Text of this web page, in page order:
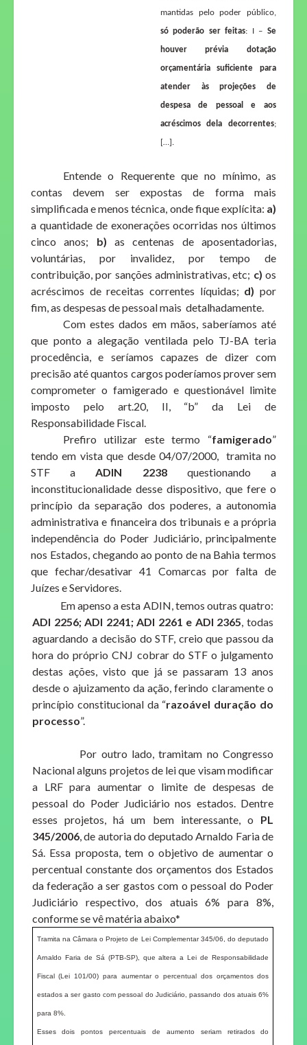
mantidas pelo poder público,
só poderão ser feitas: I –Se
houver prévia dotação
orçamentária suficiente para
atender às projeções de
despesa de pessoal e aos
acréscimos dela decorrentes;
[…].
Entende o Requerente que no mínimo, as
contas devem ser expostas de forma mais
simplificada e menos técnica, onde fique explícita: a)
a quantidade de exonerações ocorridas nos últimos
cinco anos; b) as centenas de aposentadorias,
voluntárias, por invalidez, por tempo de
contribuição, por sanções administrativas, etc; c) os
acréscimos de receitas correntes líquidas; d) por
fim, as despesas de pessoal mais detalhadamente.
Com estes dados em mãos, saberíamos até
que ponto a alegação ventilada pelo TJ-BA teria
procedência, e seríamos capazes de dizer com
precisão até quantos cargos poderíamos prover sem
comprometer o famigerado e questionável limite
imposto pelo art.20, II, “b” da Lei de
Responsabilidade Fiscal.
Prefiro utilizar este termo “famigerado”
tendo em vista que desde 04/07/2000, tramita no
STF aADIN 2238questionando a
inconstitucionalidade desse dispositivo, que fere o
princípio da separação dos poderes, a autonomia
administrativa e financeira dos tribunais e a própria
independência do Poder Judiciário, principalmente
nos Estados, chegando ao ponto de na Bahia termos
que fechar/desativar 41 Comarcas por falta de
Juízes e Servidores.
Em apenso a esta ADIN, temos outras quatro:
ADI 2256; ADI 2241; ADI 2261 e ADI 2365, todas
aguardando a decisão do STF, creio que passou da
hora do próprio CNJ cobrar do STF o julgamento
destas ações, visto que já se passaram 13 anos
desde o ajuizamento da ação, ferindo claramente o
princípio constitucional da “razoável duração do
processo”.
Por outro lado, tramitam no Congresso
Nacional alguns projetos de lei que visam modificar
a LRF para aumentar o limite de despesas de
pessoal do Poder Judiciário nos estados. Dentre
esses projetos, há um bem interessante, o PL
345/2006, de autoria do deputado Arnaldo Faria de
Sá. Essa proposta, tem o objetivo de aumentar o
percentual constante dos orçamentos dos Estados
da federação a ser gastos com o pessoal do Poder
Judiciário respectivo, dos atuais 6% para 8%,
conforme se vê matéria abaixo*
Tramita na Câmara o Projeto de Lei Complementar 345/06, do deputado
Arnaldo Faria de Sá (PTB-SP), que altera a Lei de Responsabilidade
Fiscal (Lei 101/00) para aumentar o percentual dos orçamentos dos
estados a ser gasto com pessoal do Judiciário, passando dos atuais 6%
para 8%.
Esses dois pontos percentuais de aumento seriam retirados do